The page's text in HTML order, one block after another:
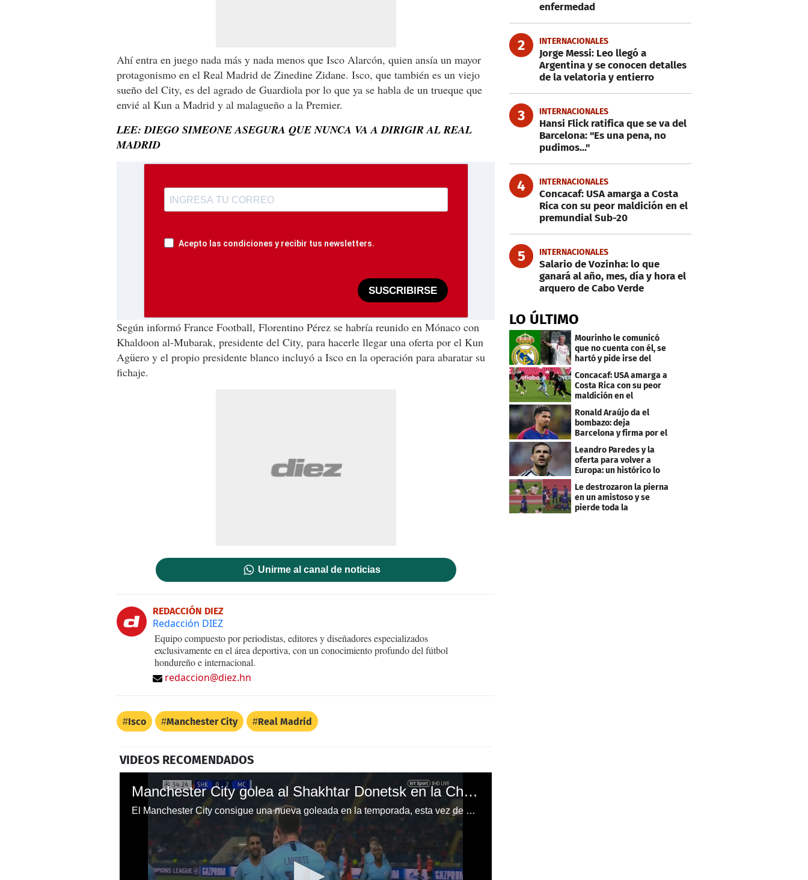
Ahí entra en juego nada más y nada menos que Isco Alarcón, quien ansía un mayor
protagonismo en el Real Madrid de Zinedine Zidane. Isco, que también es un viejo
sueño del City, es del agrado de Guardiola por lo que ya se habla de un trueque que
envié al Kun a Madrid y al malagueño a la Premier.
LEE: DIEGO SIMEONE ASEGURA QUE NUNCA VA A DIRIGIR AL REAL
MADRID
Acepto las condiciones y recibir tus newsletters.
SUSCRIBIRSE
Según informó France Football, Florentino Pérez se habría reunido en Mónaco con
Khaldoon al-Mubarak, presidente del City, para hacerle llegar una oferta por el Kun
Agüero y el propio presidente blanco incluyó a Isco en la operación para abaratar su
fichaje.
Unirme al canal de noticias
REDACCIÓN DIEZ
Redacción DIEZ
Equipo compuesto por periodistas, editores y diseñadores especializados
exclusivamente en el área deportiva, con un conocimiento profundo del fútbol
hondureño e internacional.
redaccion@diez.hn
Isco Manchester City Real Madrid
VIDEOS RECOMENDADOS
Manchester City golea al Shakhtar Donetsk en la Champions League
El Manchester City consigue una nueva goleada en la temporada, esta vez de visita y ante el Shakhtar Donetsk en la Champions League.
enfermedad
2 INTERNACIONALES
Jorge Messi: Leo llegó a
Argentina y se conocen detalles
de la velatoria y entierro
3 INTERNACIONALES
Hansi Flick ratifica que se va del
Barcelona: "Es una pena, no
pudimos..."
4 INTERNACIONALES
Concacaf: USA amarga a Costa
Rica con su peor maldición en el
premundial Sub-20
5 INTERNACIONALES
Salario de Vozinha: lo que
ganará al año, mes, día y hora el
arquero de Cabo Verde
LO ÚLTIMO
Mourinho le comunicó
que no cuenta con él, se
hartó y pide irse del
Concacaf: USA amarga a
Costa Rica con su peor
maldición en el
premundial Sub-20
Ronald Araújo da el
bombazo: deja
Barcelona y firma por el
club menos pensado
Leandro Paredes y la
oferta para volver a
Europa: un histórico lo
Le destrozaron la pierna
en un amistoso y se
pierde toda la